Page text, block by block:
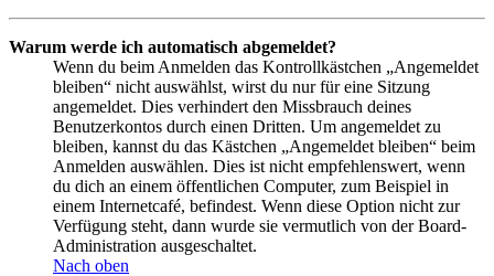
Warum werde ich automatisch abgemeldet?
Wenn du beim Anmelden das Kontrollkästchen „Angemeldet
bleiben“ nicht auswählst, wirst du nur für eine Sitzung
angemeldet. Dies verhindert den Missbrauch deines
Benutzerkontos durch einen Dritten. Um angemeldet zu
bleiben, kannst du das Kästchen „Angemeldet bleiben“ beim
Anmelden auswählen. Dies ist nicht empfehlenswert, wenn
du dich an einem öffentlichen Computer, zum Beispiel in
einem Internetcafé, befindest. Wenn diese Option nicht zur
Verfügung steht, dann wurde sie vermutlich von der Board-
Administration ausgeschaltet.
Nach oben